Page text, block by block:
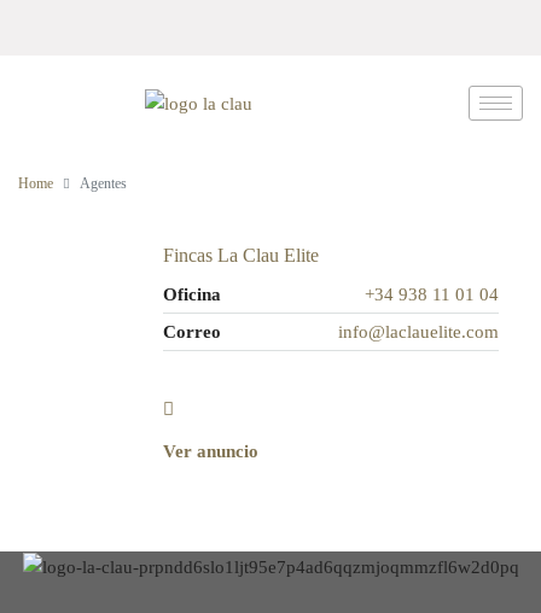
Home Agentes
Fincas La Clau Elite
Oficina
+34 938 11 01 04
Correo
info@laclauelite.com
Ver anuncio